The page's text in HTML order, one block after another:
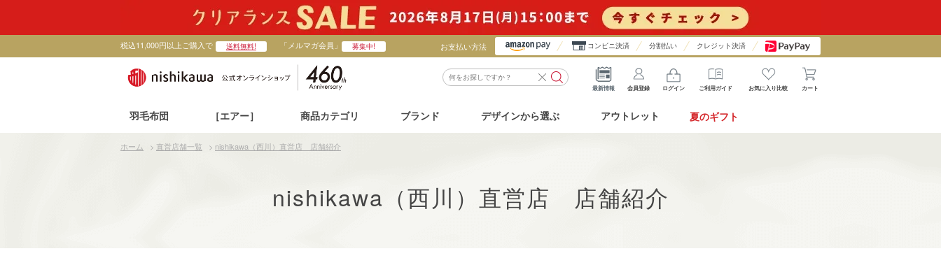
税込11,000円以上ご購入で 送料無料! 「メルマガ会員」 募集中! お支払い方法 コンビニ決済 分割払い クレジット決済
最新情報 会員登録 ログイン ご利用ガイド お気に入り比較 カート
羽毛布団 ［エアー］ 商品カテゴリ ブランド デザインから選ぶ アウトレット 夏のギフト
ホーム > 直営店舗一覧 > nishikawa（西川）直営店 店舗紹介
nishikawa（西川）直営店 店舗紹介